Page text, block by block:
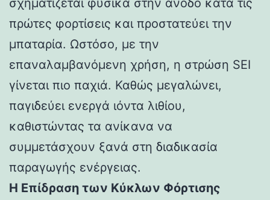
πρώτες φορτίσεις και προστατεύει την
μπαταρία. Ωστόσο, με την
επαναλαμβανόμενη χρήση, η στρώση SEI
γίνεται πιο παχιά. Καθώς μεγαλώνει,
παγιδεύει ενεργά ιόντα λιθίου,
καθιστώντας τα ανίκανα να
συμμετάσχουν ξανά στη διαδικασία
παραγωγής ενέργειας.
Η Επίδραση των Κύκλων Φόρτισης